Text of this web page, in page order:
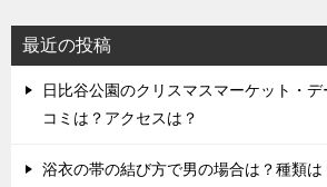
最近の投稿
日比谷公園のクリスマスマーケット・
コミは？アクセスは？
浴衣の帯の結び方で男の場合は？種類